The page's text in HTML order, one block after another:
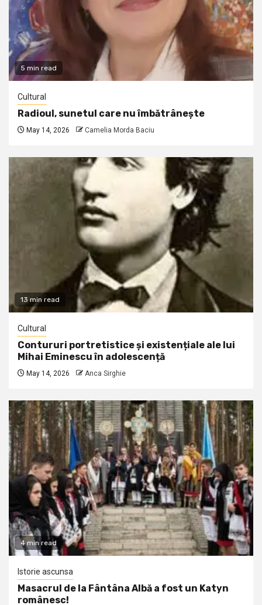
5 min read
Cultural
Radioul, sunetul care nu îmbătrânește
May 14, 2026 Camelia Morda Baciu
13 min read
Cultural
Contururi portretistice și existențiale ale lui
Mihai Eminescu în adolescență
May 14, 2026 Anca Sirghie
4 min read
Istorie ascunsa
Masacrul de la Fântâna Albă a fost un Katyn
românesc!